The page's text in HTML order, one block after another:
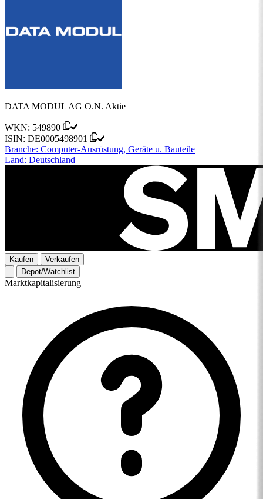
DATA MODUL AG O.N. Aktie
WKN: 549890
ISIN: DE0005498901
Branche: Computer-Ausrüstung, Geräte u. Bauteile
Land: Deutschland
Kaufen
Verkaufen
Depot/Watchlist
Marktkapitalisierung